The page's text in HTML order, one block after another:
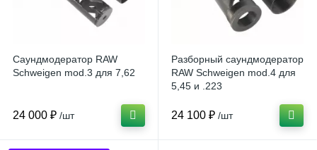
Саундмодератор RAW
Schweigen mod.3 для 7,62
24 000 ₽ /шт
Разборный саундмодератор
RAW Schweigen mod.4 для
5,45 и .223
24 100 ₽ /шт